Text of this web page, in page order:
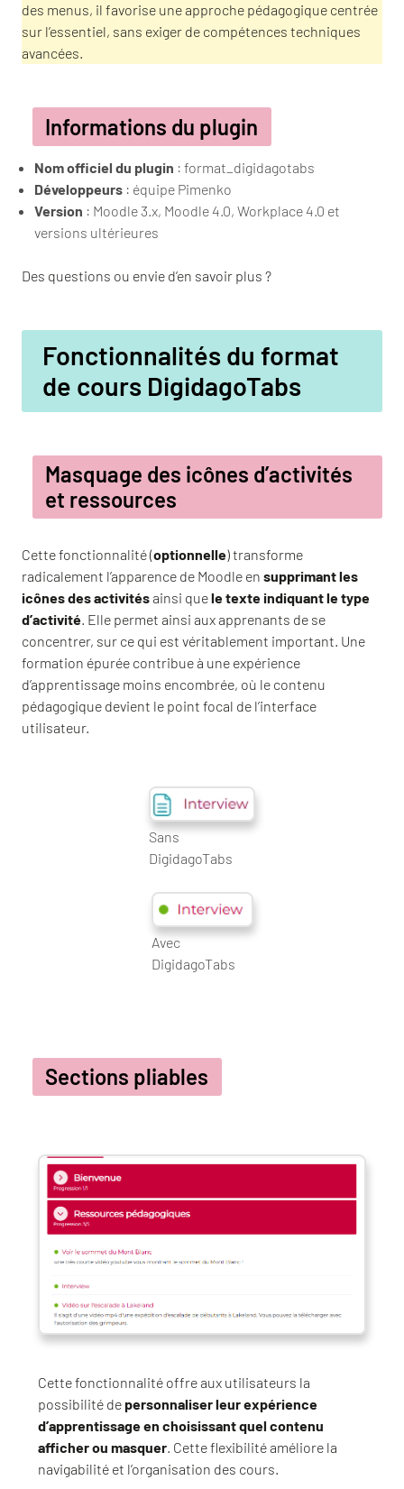
des menus, il favorise une approche pédagogique centrée
sur l’essentiel, sans exiger de compétences techniques
avancées.
Informations du plugin
Nom officiel du plugin : format_digidagotabs
Développeurs : équipe Pimenko
Version : Moodle 3.x, Moodle 4.0, Workplace 4.0 et
versions ultérieures
Des questions ou envie d’en savoir plus ?
Fonctionnalités du format
de cours DigidagoTabs
Masquage des icônes d’activités
et ressources
Cette fonctionnalité (optionnelle) transforme
radicalement l’apparence de Moodle en supprimant les
icônes des activitésainsi quele texte indiquant le type
d’activité. Elle permet ainsi aux apprenants de se
concentrer, sur ce qui est véritablement important. Une
formation épurée contribue à une expérience
d’apprentissage moins encombrée, où le contenu
pédagogique devient le point focal de l’interface
utilisateur.
Sans
DigidagoTabs
Avec
DigidagoTabs
Sections pliables
Cette fonctionnalité offre aux utilisateurs la
possibilité depersonnaliser leur expérience
d’apprentissage en choisissant quel contenu
afficher ou masquer. Cette flexibilité améliore la
navigabilité et l’organisation des cours.